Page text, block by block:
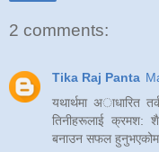
2 comments:
Tika Raj Panta
यथार्थमा अाधारित
तिनीहरूलाई क्रमश:
बनाउन सफल हुनुभएकोमा